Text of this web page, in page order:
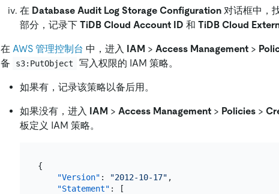
在 Database Audit Log Storage Configuration 对话框中，
部分，记录下 TiDB Cloud Account ID 和 TiDB Cloud
在 AWS 管理控制台 中，进入 IAM > Access Management >
备
s3:PutObject 写入权限的 IAM 策略。
如果有，记录该策略以备后用。
如果没有，进入 IAM > Access Management > Policies >
板定义 IAM 策略。
{
"Version" : "2012-10-17" ,
"Statement" :
[